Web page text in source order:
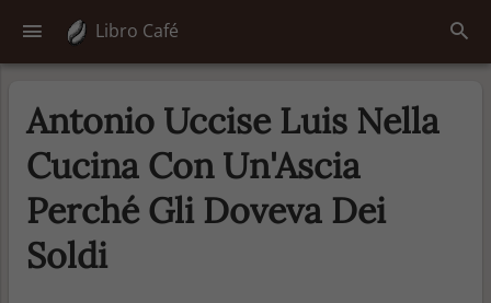
Libro Café
Antonio Uccise Luis Nella
Cucina Con Un'Ascia
Perché Gli Doveva Dei
Soldi